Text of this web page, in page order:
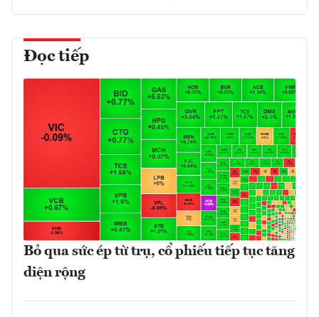
Đọc tiếp
Bỏ qua sức ép từ trụ, cổ phiếu tiếp tục tăng
diện rộng